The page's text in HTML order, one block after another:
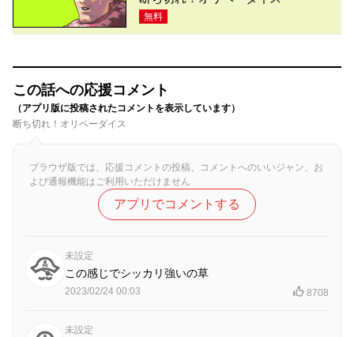
無料
この話への応援コメント
（アプリ版に投稿されたコメントを表示しています）
断ち切れ！オリベーダイス
ブラウザ版では、応援コメントの投稿、コメントへのいいジャン、お
よび通報機能はご利用いただけません
アプリでコメントする
未設定
この感じでシッカリ強いの草
2023/02/24 00:03 8708
未設定